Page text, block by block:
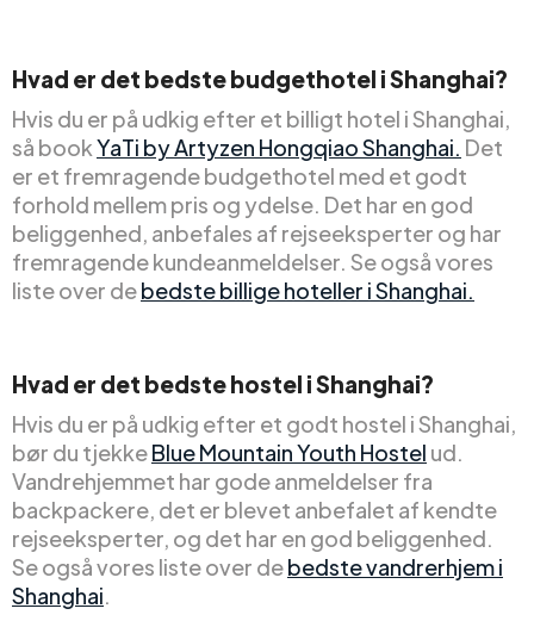
Hvad er det bedste budgethotel i Shanghai?
Hvis du er på udkig efter et billigt hotel i Shanghai,
så bookYaTi by Artyzen Hongqiao Shanghai. Det
er et fremragende budgethotel med et godt
forhold mellem pris og ydelse. Det har en god
beliggenhed, anbefales af rejseeksperter og har
fremragende kundeanmeldelser. Se også vores
liste over debedste billige hoteller i Shanghai.
Hvad er det bedste hostel i Shanghai?
Hvis du er på udkig efter et godt hostel i Shanghai,
bør du tjekkeBlue Mountain Youth Hostel ud.
Vandrehjemmet har gode anmeldelser fra
backpackere, det er blevet anbefalet af kendte
rejseeksperter, og det har en god beliggenhed.
Se også vores liste over debedste vandrerhjem i
Shanghai.